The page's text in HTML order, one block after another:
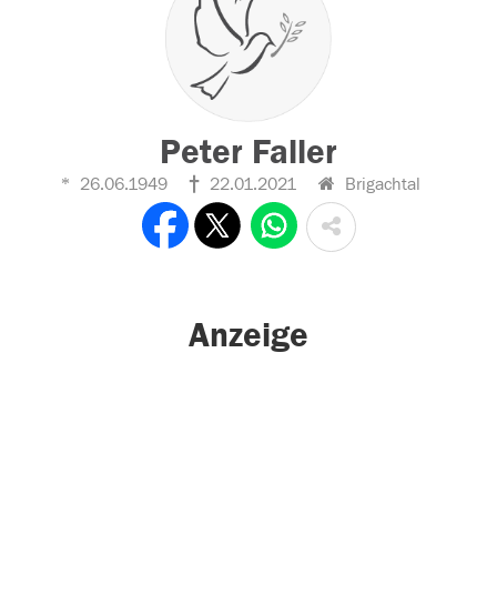
Peter Faller
26.06.1949 22.01.2021 Brigachtal
Anzeige